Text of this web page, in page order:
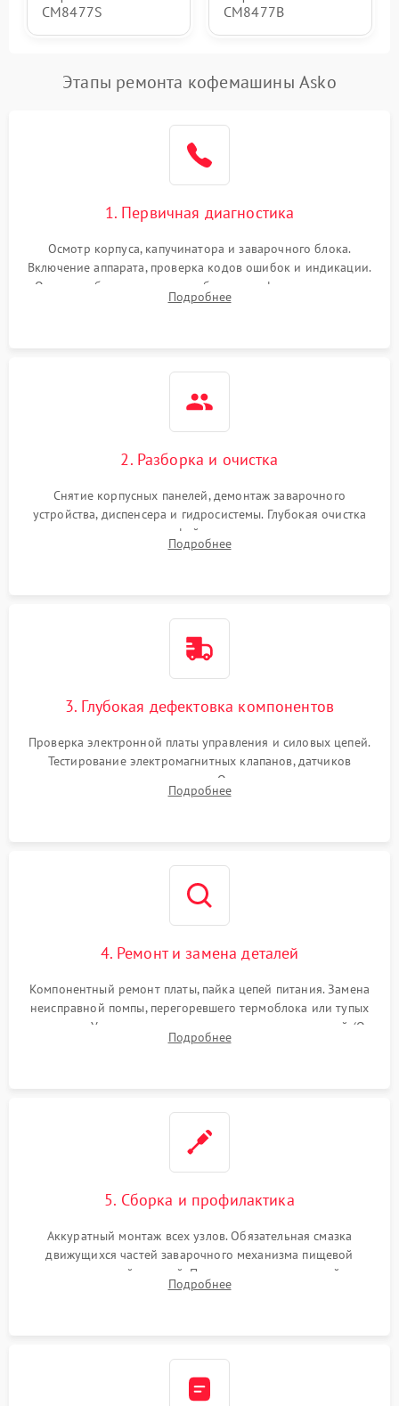
CM8477S
CM8477B
Этапы ремонта кофемашины Asko
1. Первичная диагностика
Осмотр корпуса, капучинатора и заварочного блока.
Включение аппарата, проверка кодов ошибок и индикации.
Оценка работы помпы, термоблока и кофемолки на слух.
Измерение температуры и давления воды для выявления
Подробнее
2. Разборка и очистка
Снятие корпусных панелей, демонтаж заварочного
устройства, диспенсера и гидросистемы. Глубокая очистка
внутренних узлов от кофейных масел, жмыха и накипи.
Промывка дренажных каналов и фильтров с использованием
Подробнее
3. Глубокая дефектовка компонентов
Проверка электронной платы управления и силовых цепей.
Тестирование электромагнитных клапанов, датчиков
температуры и расходомера. Оценка степени износа
жерновов кофемолки, уплотнительных колец гидросистемы
Подробнее
4. Ремонт и замена деталей
Компонентный ремонт платы, пайка цепей питания. Замена
неисправной помпы, перегоревшего термоблока или тупых
жерновов. Установка новых силиконовых уплотнителей (O-
ring) и тефлоновых трубок для надежного устранения
Подробнее
5. Сборка и профилактика
Аккуратный монтаж всех узлов. Обязательная смазка
движущихся частей заварочного механизма пищевой
силиконовой смазкой. Проведение программной
декальцинации и очистки системы от кофейных масел.
Подробнее